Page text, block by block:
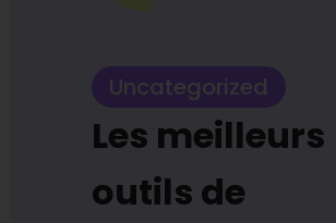
Uncategorized
Les meilleurs
outils de